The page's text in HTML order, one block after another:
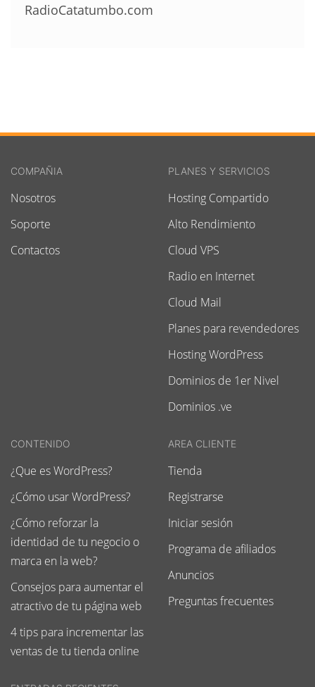
RadioCatatumbo.com
COMPAÑIA
Nosotros
Soporte
Contactos
PLANES Y SERVICIOS
Hosting Compartido
Alto Rendimiento
Cloud VPS
Radio en Internet
Cloud Mail
Planes para revendedores
Hosting WordPress
Dominios de 1er Nivel
Dominios .ve
CONTENIDO
¿Que es WordPress?
¿Cómo usar WordPress?
¿Cómo reforzar la
identidad de tu negocio o
marca en la web?
Consejos para aumentar el
atractivo de tu página web
4 tips para incrementar las
ventas de tu tienda online
AREA CLIENTE
Tienda
Registrarse
Iniciar sesión
Programa de afiliados
Anuncios
Preguntas frecuentes